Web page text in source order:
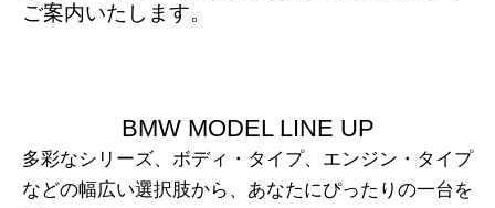
ご案内いたします。
BMW MODEL LINE UP
多彩なシリーズ、ボディ・タイプ、エンジン・タイプ
などの幅広い選択肢から、あなたにぴったりの一台を